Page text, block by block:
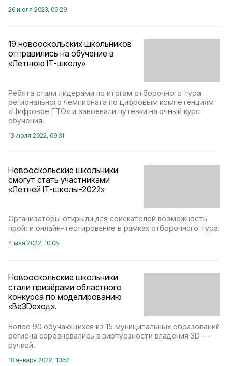
26 июля 2023, 09:29
19 новооскольских школьников
отправились на обучение в
«Летнюю IT-школу»
Ребята стали лидерами по итогам отборочного тура
регионального чемпионата по цифровым компетенциям
«Цифровое ГТО» и завоевали путёвки на очный курс
обучения.
13 июля 2022, 09:31
Новооскольские школьники
смогут стать участниками
«Летней IT-школы-2022»
Организаторы открыли для соискателей возможность
пройти онлайн-тестирование в рамках отборочного тура.
4 мая 2022, 10:05
Новооскольские школьники
стали призёрами областного
конкурса по моделированию
«ВеЗDеход».
Более 90 обучающихся из 15 муниципальных образований
региона соревновались в виртуозности владения 3D —
ручкой.
18 января 2022, 10:52